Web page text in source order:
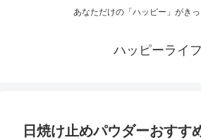
あなただけの「ハッピー」がき
ハッピーライフ
日焼け止めパウダーおすす